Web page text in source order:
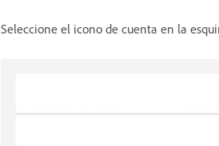
Seleccione el icono de cuenta en la